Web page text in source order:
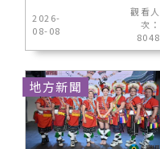
2026-
08-08
觀看人
次：
8048
地方新聞